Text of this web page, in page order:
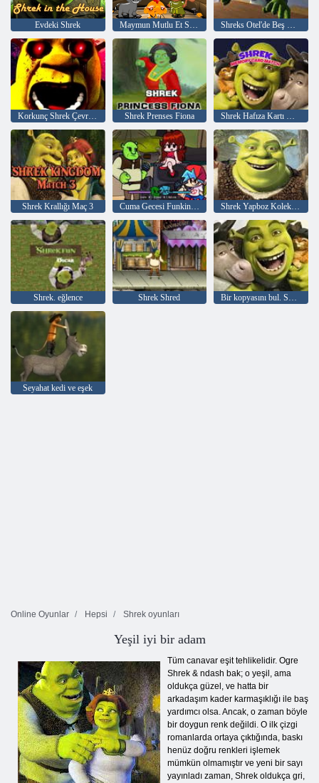
Evdeki Shrek Maymun Mutlu Et Sahnesi 884 Shreks Otel'de Beş Gece
Shrek Prenses Fiona
Shrek Krallığı Maç 3 Cuma Gecesi Funkin vs Shrek Shrek Yapboz Koleksiyonu
Shrek. eğlence Shrek Shred
Seyahat kedi ve eşek
Online Oyunlar Hepsi Shrek oyunları
Yeşil iyi bir adam
Tüm canavar eşit tehlikelidir. Ogre
Shrek & ndash bak; o yeşil, ama
oldukça güzel, ve hatta bir
arkadaşım kader karmaşıklığı ile baş
yardımcı olsa. Ancak, o zaman böyle
bir doygun renk değildi. O ilk çizgi
romanlarda ortaya çıktığında, baskı
henüz doğru renkleri işlemek
mümkün olmamıştır ve yeni bir sayı
yayınladı zaman, Shrek oldukça gri,